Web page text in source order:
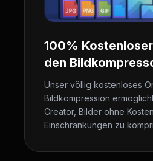
100%
den
Unser völlig kostenloses
Bildkompression
Creator, Bilder ohne
Einschränkungen zu